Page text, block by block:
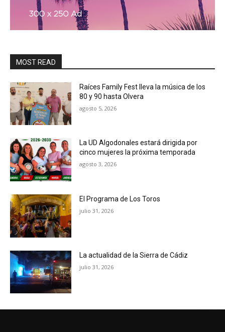
MOST READ
Raíces Family Fest lleva la música de los
80 y 90 hasta Olvera
agosto 5, 2026
La UD Algodonales estará dirigida por
cinco mujeres la próxima temporada
agosto 3, 2026
El Programa de Los Toros
julio 31, 2026
La actualidad de la Sierra de Cádiz
julio 31, 2026